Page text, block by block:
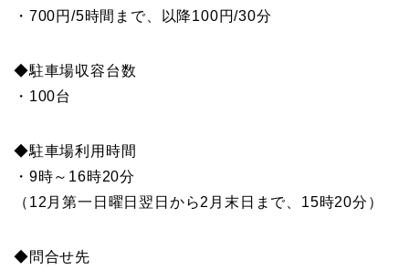
・700円/5時間まで、以降100円/30分
◆駐車場収容台数
・100台
◆駐車場利用時間
・9時～16時20分
（12月第一日曜日翌日から2月末日まで、15時20分）
◆問合せ先